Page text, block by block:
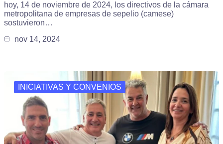
hoy, 14 de noviembre de 2024, los directivos de la cámara
metropolitana de empresas de sepelio (camese)
sostuvieron…
nov 14, 2024
INICIATIVAS Y CONVENIOS